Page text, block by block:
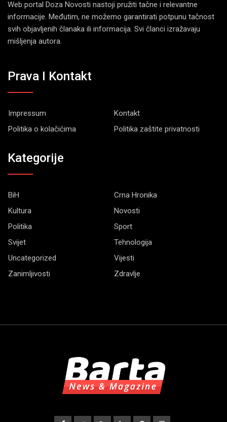
Web portal Doza Novosti nastoji pružiti tačne i relevantne
informacije. Međutim, ne možemo garantirati potpunu tačnost
svih objavljenih članaka ili informacija. Svi članci izražavaju
mišljenja autora.
Prava I Kontakt
Impressum
Kontakt
Politika o kolačićima
Politika zaštite privatnosti
Kategorije
BiH
Crna Hronika
Kultura
Novosti
Politika
Sport
Svijet
Tehnologija
Uncategorized
Vijesti
Zanimljivosti
Zdravlje